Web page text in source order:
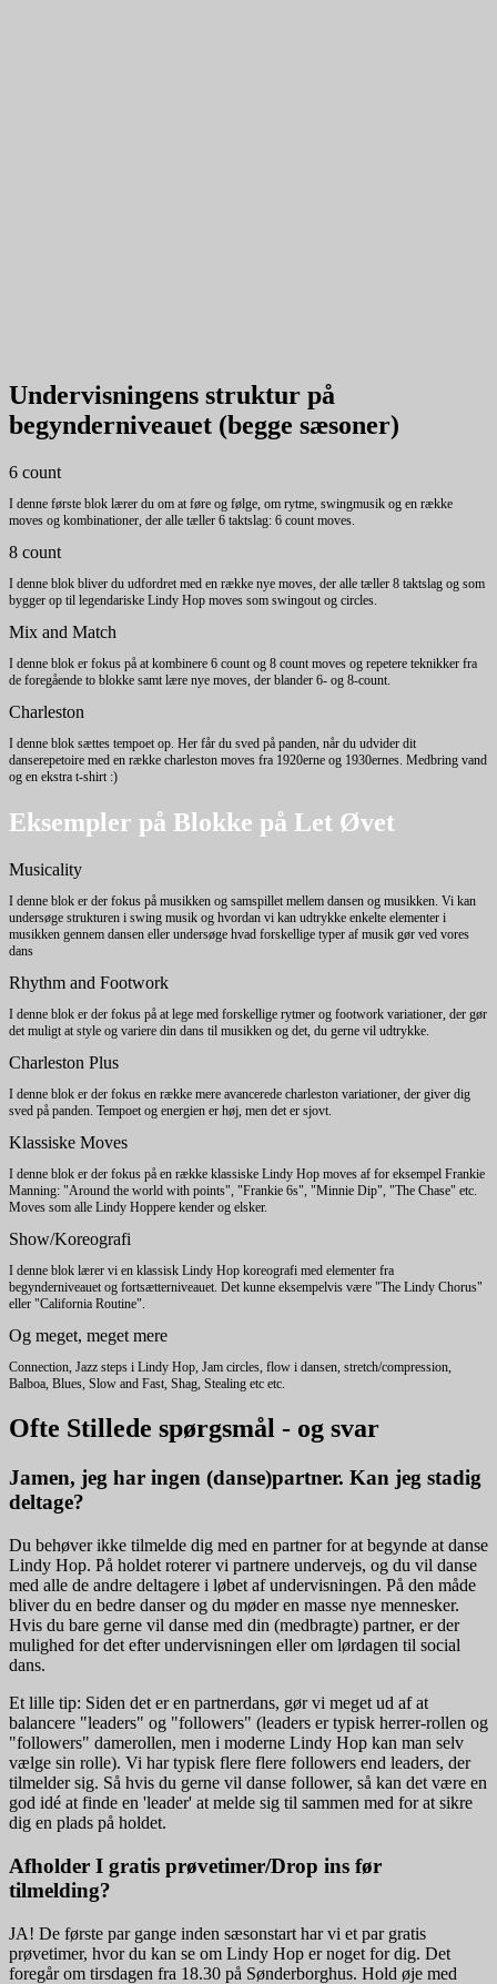
Undervisningens struktur på
begynderniveauet (begge sæsoner)
6 count
I denne første blok lærer du om at føre og følge, om rytme, swingmusik og en række
moves og kombinationer, der alle tæller 6 taktslag: 6 count moves.
8 count
I denne blok bliver du udfordret med en række nye moves, der alle tæller 8 taktslag og som
bygger op til legendariske Lindy Hop moves som swingout og circles.
Mix and Match
I denne blok er fokus på at kombinere 6 count og 8 count moves og repetere teknikker fra
de foregående to blokke samt lære nye moves, der blander 6- og 8-count.
Charleston
I denne blok sættes tempoet op. Her får du sved på panden, når du udvider dit
danserepetoire med en række charleston moves fra 1920erne og 1930ernes. Medbring vand
og en ekstra t-shirt :)
Eksempler på Blokke på Let Øvet
Musicality
I denne blok er der fokus på musikken og samspillet mellem dansen og musikken. Vi kan
undersøge strukturen i swing musik og hvordan vi kan udtrykke enkelte elementer i
musikken gennem dansen eller undersøge hvad forskellige typer af musik gør ved vores
dans
Rhythm and Footwork
I denne blok er der fokus på at lege med forskellige rytmer og footwork variationer, der gør
det muligt at style og variere din dans til musikken og det, du gerne vil udtrykke.
Charleston Plus
I denne blok er der fokus en række mere avancerede charleston variationer, der giver dig
sved på panden. Tempoet og energien er høj, men det er sjovt.
Klassiske Moves
I denne blok er der fokus på en række klassiske Lindy Hop moves af for eksempel Frankie
Manning: "Around the world with points", "Frankie 6s", "Minnie Dip", "The Chase" etc.
Moves som alle Lindy Hoppere kender og elsker.
Show/Koreografi
I denne blok lærer vi en klassisk Lindy Hop koreografi med elementer fra
begynderniveauet og fortsætterniveauet. Det kunne eksempelvis være "The Lindy Chorus"
eller "California Routine".
Og meget, meget mere
Connection, Jazz steps i Lindy Hop, Jam circles, flow i dansen, stretch/compression,
Balboa, Blues, Slow and Fast, Shag, Stealing etc etc.
Ofte Stillede spørgsmål - og svar
Jamen, jeg har ingen (danse)partner. Kan jeg stadig
deltage?
Du behøver ikke tilmelde dig med en partner for at begynde at danse
Lindy Hop. På holdet roterer vi partnere undervejs, og du vil danse
med alle de andre deltagere i løbet af undervisningen. På den måde
bliver du en bedre danser og du møder en masse nye mennesker.
Hvis du bare gerne vil danse med din (medbragte) partner, er der
mulighed for det efter undervisningen eller om lørdagen til social
dans.
Et lille tip: Siden det er en partnerdans, gør vi meget ud af at
balancere "leaders" og "followers" (leaders er typisk herrer-rollen og
"followers" damerollen, men i moderne Lindy Hop kan man selv
vælge sin rolle). Vi har typisk flere flere followers end leaders, der
tilmelder sig. Så hvis du gerne vil danse follower, så kan det være en
god idé at finde en 'leader' at melde sig til sammen med for at sikre
dig en plads på holdet.
Afholder I gratis prøvetimer/Drop ins før
tilmelding?
JA! De første par gange inden sæsonstart har vi et par gratis
prøvetimer, hvor du kan se om Lindy Hop er noget for dig. Det
foregår om tirsdagen fra 18.30 på Sønderborghus. Hold øje med